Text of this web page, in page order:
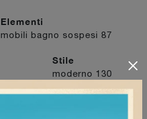
Elementi
mobili bagno sospesi 87
Stile
moderno 130